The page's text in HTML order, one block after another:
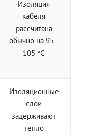
Изоляция
кабеля
рассчитана
обычно на 95–
105 °C
Изоляционные
слои
задерживают
тепло